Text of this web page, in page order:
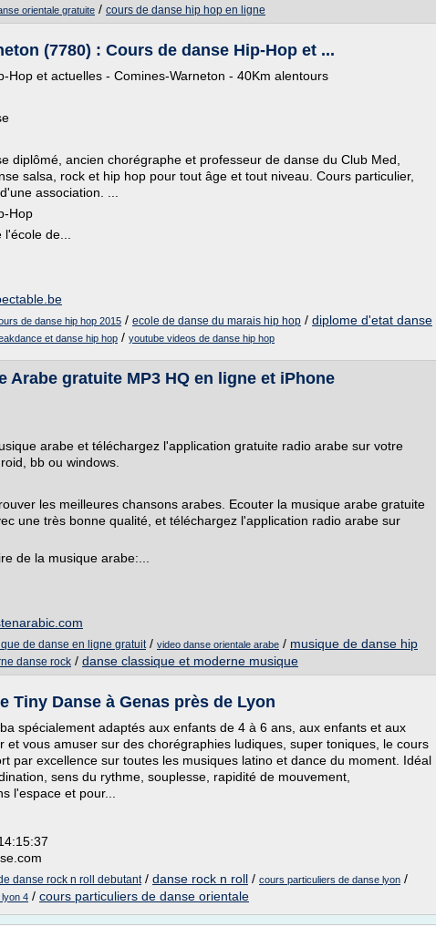
orientale gratuite / cours de danse hip hop en ligne
(7780) : Cours de danse Hip-Hop et ...
Hop et actuelles - Comines-Warneton - 40Km alentours
diplômé, ancien chorégraphe et professeur de danse du Club Med,
salsa, rock et hip hop pour tout âge et tout niveau. Cours particulier,
association. ...
Hop
de...
de danse hip hop 2015 / ecole de danse du marais hip hop / diplome d'etat danse
et danse hip hop / youtube videos de danse hip hop
Arabe gratuite MP3 HQ en ligne et iPhone
arabe et téléchargez l'application gratuite radio arabe sur votre
bb ou windows.
les meilleures chansons arabes. Ecouter la musique arabe gratuite
une très bonne qualité, et téléchargez l'application radio arabe sur
de la musique arabe:...
de danse en ligne gratuit/ video danse orientale arabe / musique de danse hip
danse rock / danse classique et moderne musique
Tiny Danse à Genas près de Lyon
spécialement adaptés aux enfants de 4 à 6 ans, aux enfants et aux
et vous amuser sur des chorégraphies ludiques, super toniques, le cours
par excellence sur toutes les musiques latino et dance du moment. Idéal
sens du rythme, souplesse, rapidité de mouvement,
l'espace et pour...
danse rock n roll debutant/ danse rock n roll / cours particuliers de danse lyon /
4 / cours particuliers de danse orientale